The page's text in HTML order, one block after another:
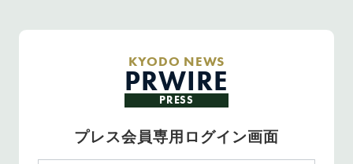
KYODO NEWS
PRWIRE
PRESS
プレス会員専用ログイン画面